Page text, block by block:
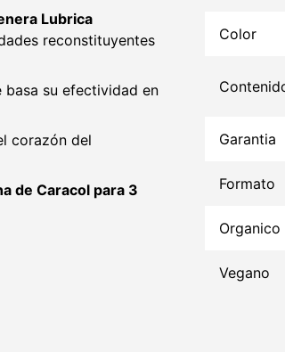
Lubrica
reconstituyentes
basa su efectividad en
corazón del
de Caracol para 3
Color
Garantia
Formato
Organico
Vegano